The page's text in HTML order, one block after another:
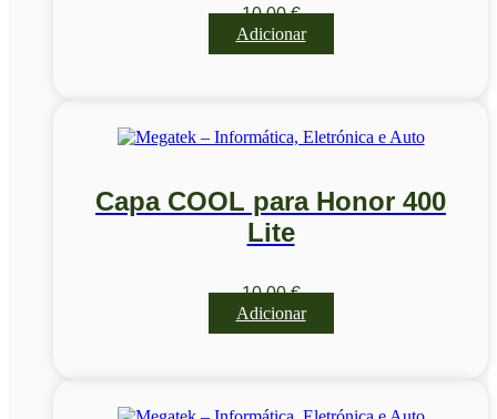
10,00€
Adicionar
Capa COOL para Honor 400
Lite
10,00€
Adicionar